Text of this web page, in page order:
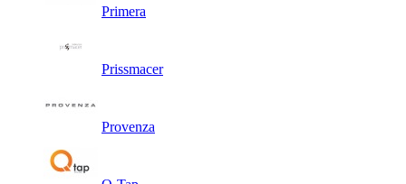
Primera
Prissmacer
Provenza